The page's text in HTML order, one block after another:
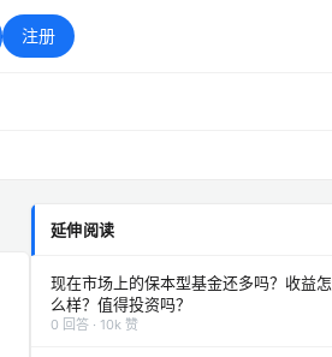
注册
延伸阅读
现在市场上的保本型基金还多吗？收益怎
么样？值得投资吗？
0 回答 · 10k 赞